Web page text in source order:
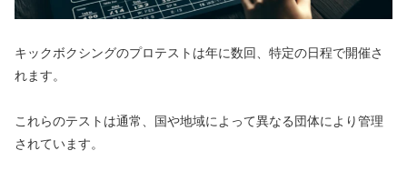
キックボクシングのプロテストは年に数回、特定の日程で開催さ
れます。
これらのテストは通常、国や地域によって異なる団体により管理
されています。